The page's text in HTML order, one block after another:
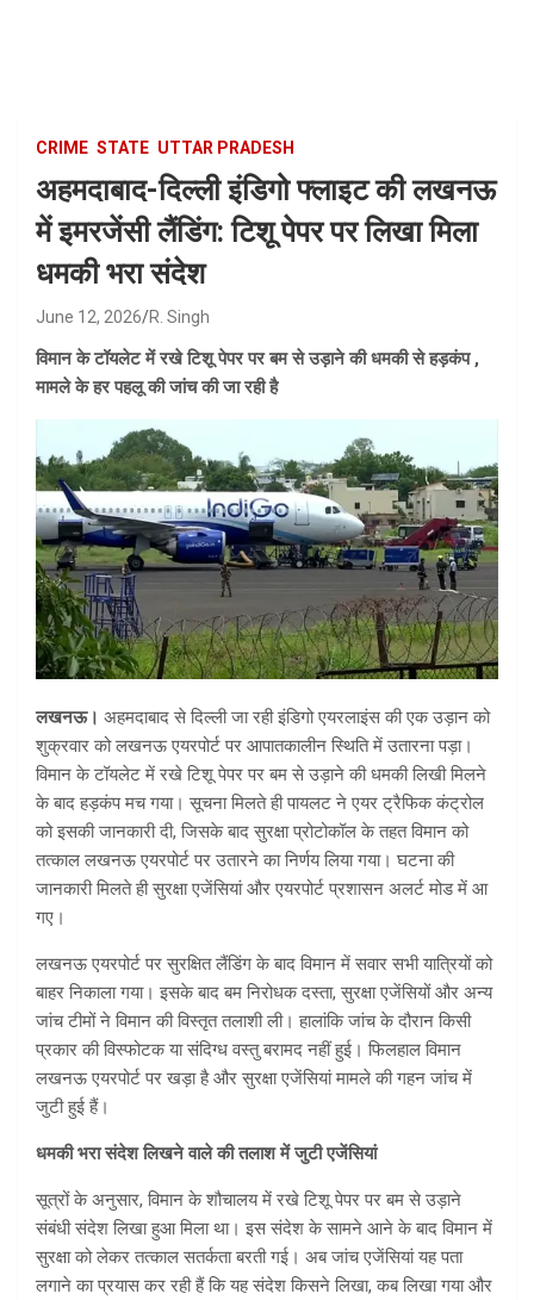
CRIME STATE UTTAR PRADESH
अहमदाबाद-दिल्ली इंडिगो फ्लाइट की लखनऊ
में इमरजेंसी लैंडिंग: टिशू पेपर पर लिखा मिला
धमकी भरा संदेश
June 12, 2026 R. Singh
विमान के टॉयलेट में रखे टिशू पेपर पर बम से उड़ाने की धमकी से हड़कंप ,
मामले के हर पहलू की जांच की जा रही है
लखनऊ। अहमदाबाद से दिल्ली जा रही इंडिगो एयरलाइंस की एक उड़ान को
शुक्रवार को लखनऊ एयरपोर्ट पर आपातकालीन स्थिति में उतारना पड़ा।
विमान के टॉयलेट में रखे टिशू पेपर पर बम से उड़ाने की धमकी लिखी मिलने
के बाद हड़कंप मच गया। सूचना मिलते ही पायलट ने एयर ट्रैफिक कंट्रोल
को इसकी जानकारी दी, जिसके बाद सुरक्षा प्रोटोकॉल के तहत विमान को
तत्काल लखनऊ एयरपोर्ट पर उतारने का निर्णय लिया गया। घटना की
जानकारी मिलते ही सुरक्षा एजेंसियां और एयरपोर्ट प्रशासन अलर्ट मोड में आ
गए।
लखनऊ एयरपोर्ट पर सुरक्षित लैंडिंग के बाद विमान में सवार सभी यात्रियों को
बाहर निकाला गया। इसके बाद बम निरोधक दस्ता, सुरक्षा एजेंसियों और अन्य
जांच टीमों ने विमान की विस्तृत तलाशी ली। हालांकि जांच के दौरान किसी
प्रकार की विस्फोटक या संदिग्ध वस्तु बरामद नहीं हुई। फिलहाल विमान
लखनऊ एयरपोर्ट पर खड़ा है और सुरक्षा एजेंसियां मामले की गहन जांच में
जुटी हुई हैं।
धमकी भरा संदेश लिखने वाले की तलाश में जुटी एजेंसियां
सूत्रों के अनुसार, विमान के शौचालय में रखे टिशू पेपर पर बम से उड़ाने
संबंधी संदेश लिखा हुआ मिला था। इस संदेश के सामने आने के बाद विमान में
सुरक्षा को लेकर तत्काल सतर्कता बरती गई। अब जांच एजेंसियां यह पता
लगाने का प्रयास कर रही हैं कि यह संदेश किसने लिखा, कब लिखा गया और